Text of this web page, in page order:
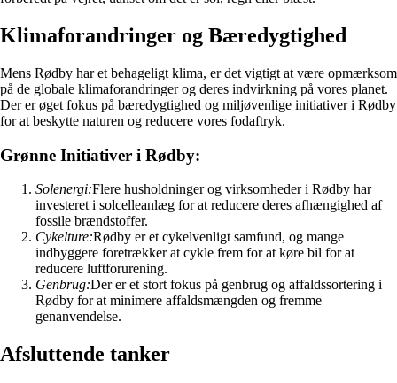
Klimaforandringer og Bæredygtighed
Mens Rødby har et behageligt klima, er det vigtigt at være opmærksom
på de globale klimaforandringer og deres indvirkning på vores planet.
Der er øget fokus på bæredygtighed og miljøvenlige initiativer i Rødby
for at beskytte naturen og reducere vores fodaftryk.
Grønne Initiativer i Rødby:
Solenergi:Flere husholdninger og virksomheder i Rødby har
investeret i solcelleanlæg for at reducere deres afhængighed af
fossile brændstoffer.
Cykelture:Rødby er et cykelvenligt samfund, og mange
indbyggere foretrækker at cykle frem for at køre bil for at
reducere luftforurening.
Genbrug:Der er et stort fokus på genbrug og affaldssortering i
Rødby for at minimere affaldsmængden og fremme
genanvendelse.
Afsluttende tanker